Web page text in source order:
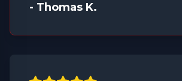
- Thomas K.